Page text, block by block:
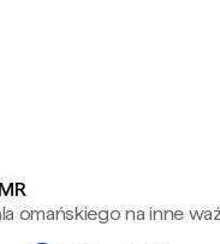
omańskiego na inne